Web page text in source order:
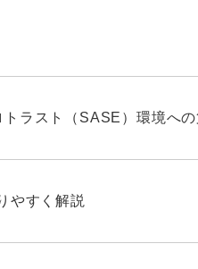
ラスト（SASE）環境へ
やすく解説